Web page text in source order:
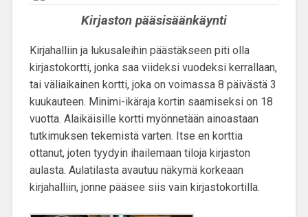
Kirjaston pääsisäänkäynti
Kirjahalliin ja lukusaleihin päästäkseen piti olla
kirjastokortti, jonka saa viideksi vuodeksi kerrallaan,
tai väliaikainen kortti, joka on voimassa 8 päivästä 3
kuukauteen. Minimi-ikäraja kortin saamiseksi on 18
vuotta. Alaikäisille kortti myönnetään ainoastaan
tutkimuksen tekemistä varten. Itse en korttia
ottanut, joten tyydyin ihailemaan tiloja kirjaston
aulasta. Aulatilasta avautuu näkymä korkeaan
kirjahalliin, jonne pääsee siis vain kirjastokortilla.